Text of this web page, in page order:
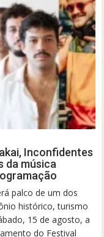
Inconfidentes
da música
palco de um dos
histórico, turismo
15 de agosto, a
do Festival